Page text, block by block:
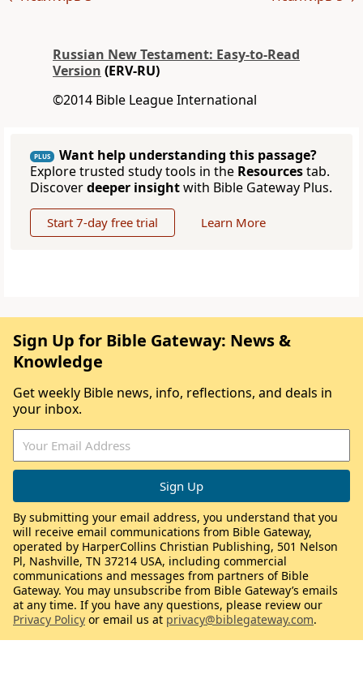
Russian New Testament: Easy-to-Read
Version (ERV-RU)
©2014 Bible League International
PLUS
Want help understanding this passage?
Explore trusted study tools in the Resourcestab.
Discoverdeeper insightwith Bible Gateway Plus.
Start 7-day free trial Learn More
Sign Up for Bible Gateway: News &
Knowledge
Get weekly Bible news, info, reflections, and deals in
your inbox.
By submitting your email address, you understand that you
will receive email communications from Bible Gateway,
operated by HarperCollins Christian Publishing, 501 Nelson
Pl, Nashville, TN 37214 USA, including commercial
communications and messages from partners of Bible
Gateway. You may unsubscribe from Bible Gateway’s emails
at any time. If you have any questions, please review our
Privacy Policy or email us at privacy@biblegateway.com.